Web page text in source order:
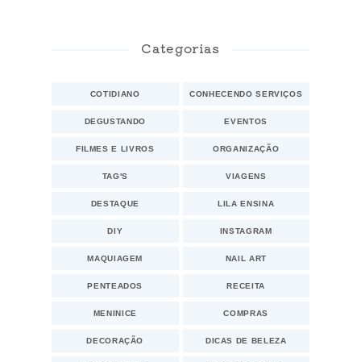
Categorias
COTIDIANO CONHECENDO SERVIÇOS
DEGUSTANDO EVENTOS
FILMES E LIVROS ORGANIZAÇÃO
TAG'S VIAGENS
DESTAQUE LILA ENSINA
DIY INSTAGRAM
MAQUIAGEM NAIL ART
PENTEADOS RECEITA
MENINICE COMPRAS
DECORAÇÃO DICAS DE BELEZA